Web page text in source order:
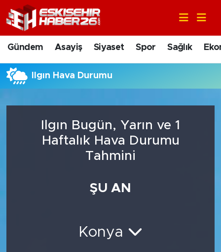
Gündem Asayiş Siyaset Spor Sağlık
Ilgın Hava Durumu
Ilgın Bugün, Yarın ve 1
Haftalık Hava Durumu
Tahmini
ŞU AN
Konya
Gündem
Asayiş
Siyaset
Sağlık
Nöbetçi Eczaneler
Hava Durumu
Trafik Durumu
Tüm Manşetler